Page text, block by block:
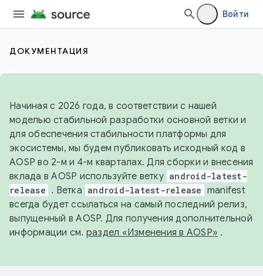
Войти
ДОКУМЕНТАЦИЯ
Начиная с 2026 года, в соответствии с нашей
моделью стабильной разработки основной ветки и
для обеспечения стабильности платформы для
экосистемы, мы будем публиковать исходный код в
AOSP во 2-м и 4-м кварталах. Для сборки и внесения
вклада в AOSP используйте ветку android-latest-
release . Ветка android-latest-release manifest
всегда будет ссылаться на самый последний релиз,
выпущенный в AOSP. Для получения дополнительной
информации см. раздел «Изменения в AOSP» .